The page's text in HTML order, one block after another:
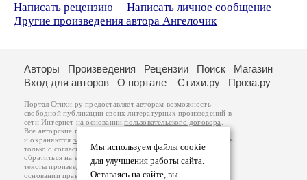
Написать рецензию
Написать личное сообщение
Другие произведения автора Ангелочик
Мы используем файлы cookie
для улучшения работы сайта.
Оставаясь на сайте, вы
Авторы Произведения Рецензии Поиск
Магазин
Вход для авторов
О портале Стихи.ру Проза.ру
Портал Стихи.ру предоставляет авторам возможность
свободной публикации своих литературных произведений в
сети Интернет на основаниипользовательского договора
Все авторские права на произведения принадлежат авторам
и охраняются законом
. Перепечатка произведений возможна
только с согласия его автора, к которому вы можете
обратиться на его авторской странице. Ответственность за
тексты произведений авторы несут самостоятельно на
основанииправил публикацииизаконодательства